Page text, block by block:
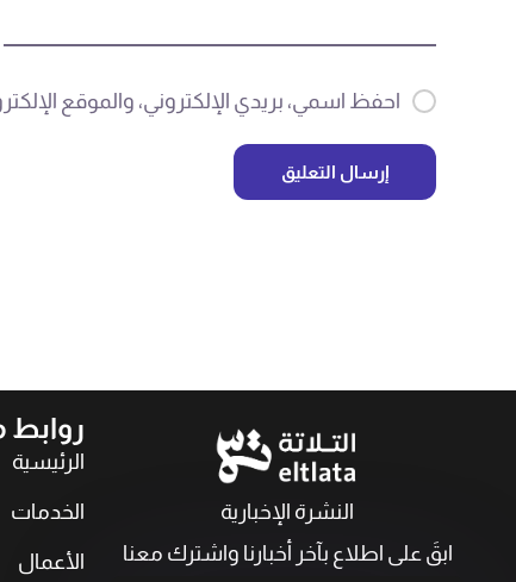
احفظ اسمي، بريدي الإلكتروني، والموقع
إرسال التعليق
النشرة الإخبارية
ابقَ على اطلاع بآخر أخبارنا واشترك معنا
الرئيسية
الخدمات
الأعمال